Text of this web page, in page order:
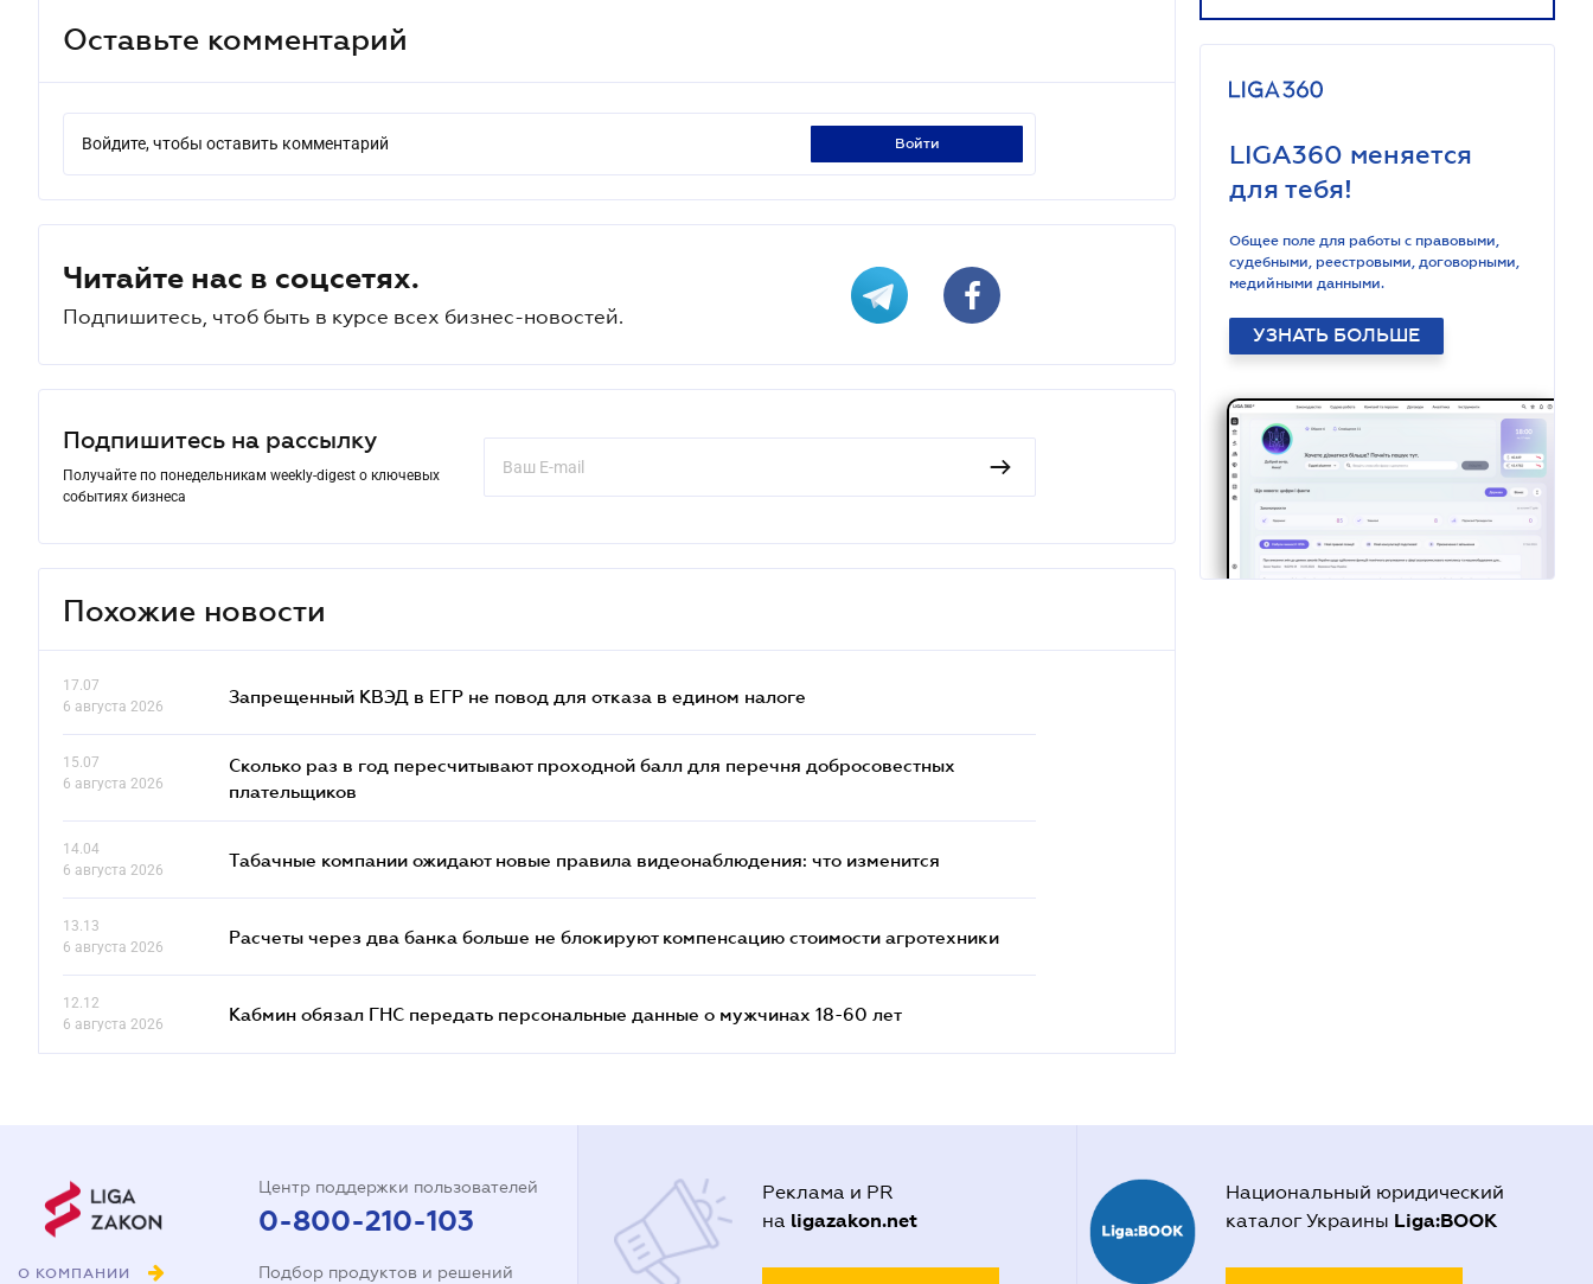
Оставьте комментарий
Войдите, чтобы оставить комментарий войти
Читайте нас в соцсетях.
Подпишитесь, чтоб быть в курсе всех бизнес-новостей.
Подпишитесь на рассылку
Получайте по понедельникам weekly-digest о ключевых
событиях бизнеса
Похожие новости
17.07
6 августа 2026
Запрещенный КВЭД в ЕГР не повод для отказа в едином налоге
15.07
6 августа 2026
Сколько раз в год пересчитывают проходной балл для перечня добросовестных
плательщиков
14.04
6 августа 2026
Табачные компании ожидают новые правила видеонаблюдения: что изменится
13.13
6 августа 2026
Расчеты через два банка больше не блокируют компенсацию стоимости агротехники
12.12
6 августа 2026
Кабмин обязал ГНС передать персональные данные о мужчинах 18-60 лет
LIGA360 меняется
для тебя!
Общее поле для работы с правовыми,
судебными, реестровыми, договорными,
медийными данными.
УЗНАТЬ БОЛЬШЕ
О КОМПАНИИ
Центр поддержки пользователей
0-800-210-103
Подбор продуктов и решений
Реклама и PR
на ligazakon.net
Национальный юридический
каталог Украины Liga:BOOK